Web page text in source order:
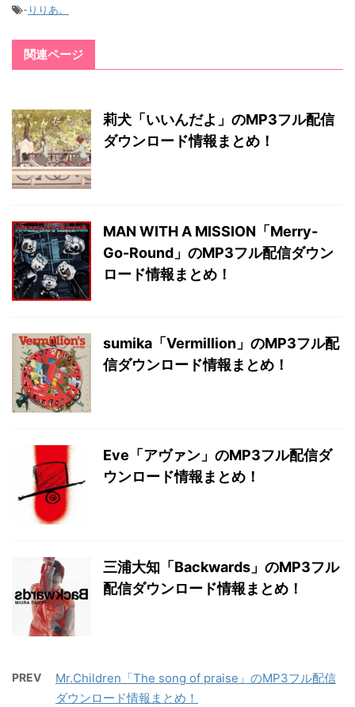
-りりあ。
関連ページ
莉犬「いいんだよ」のMP3フル配信
ダウンロード情報まとめ！
MAN WITH A MISSION「Merry-
Go-Round」のMP3フル配信ダウン
ロード情報まとめ！
sumika「Vermillion」のMP3フル配
信ダウンロード情報まとめ！
Eve「アヴァン」のMP3フル配信ダ
ウンロード情報まとめ！
三浦大知「Backwards」のMP3フル
配信ダウンロード情報まとめ！
PREV
Mr.Children「The song of praise」のMP3フル配信
ダウンロード情報まとめ！